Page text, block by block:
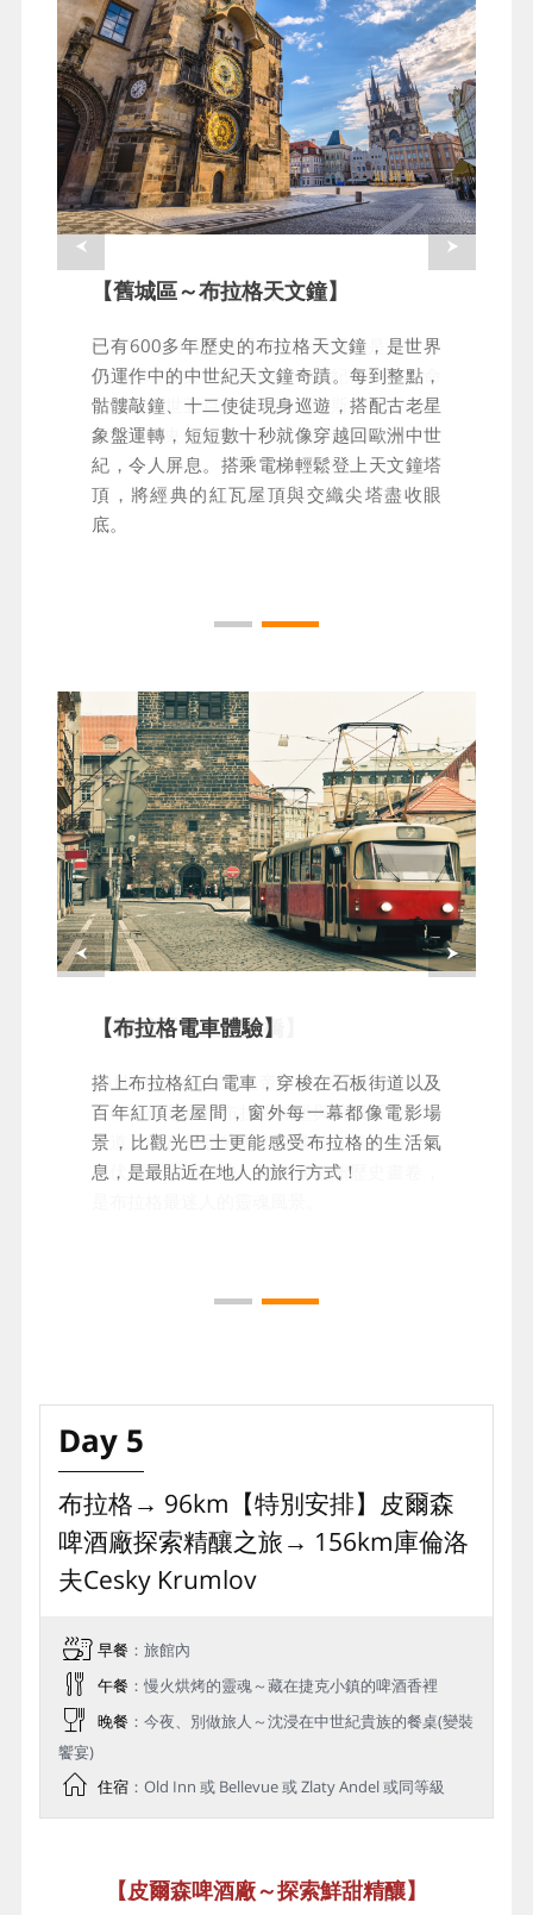
【舊城區～布拉格天文鐘】
已有600多年歷史的布拉格天文鐘，是世界
仍運作中的中世紀天文鐘奇蹟。每到整點，
骷髏敲鐘、十二使徒現身巡遊，搭配古老星
象盤運轉，短短數十秒就像穿越回歐洲中世
紀，令人屏息。搭乘電梯輕鬆登上天文鐘塔
頂，將經典的紅瓦屋頂與交織尖塔盡收眼
底。
【舊城區～舊城廣場】
饒富古意的舊城廣場上，最醒目的是有著哥
德式雙塔建築的提恩教堂，為紀念宗教革命
家胡斯逝世五百周年而建的胡斯雕像矗立在
廣場正中央。
【布拉格電車體驗】
搭上布拉格紅白電車，穿梭在石板街道以及
百年紅頂老屋間，窗外每一幕都像電影場
景，比觀光巴士更能感受布拉格的生活氣
息，是最貼近在地人的旅行方式！
【舊城區～查理大橋】
14世紀由神聖羅馬皇帝查理四世興建的查理
大橋，曾是連接布拉格城堡與舊城區的唯一
通道。頗富哲思的聖者雕像佇立橋上兩旁，
與伏爾塔瓦河相映，如走進歐洲歷史畫卷，
Day 5
布拉格→ 96km【特別安排】皮爾森
啤酒廠探索精釀之旅→ 156km庫倫洛
夫Cesky Krumlov
早餐 ：旅館內
午餐 ：慢火烘烤的靈魂～藏在捷克小鎮的啤酒香裡
晚餐 ：今夜、別做旅人～沈浸在中世紀貴族的餐桌(變裝
饗宴)
住宿：Old Inn 或 Bellevue 或 Zlaty Andel 或同等級
【皮爾森啤酒廠～探索鮮甜精釀】